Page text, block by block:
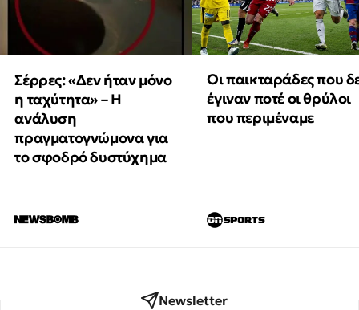
Σέρρες: «Δεν ήταν μόνο
η ταχύτητα» – Η
ανάλυση
πραγματογνώμονα για
το σφοδρό δυστύχημα
Οι παικταράδες που
έγιναν ποτέ οι θρύλοι
που περιμέναμε
Newsletter